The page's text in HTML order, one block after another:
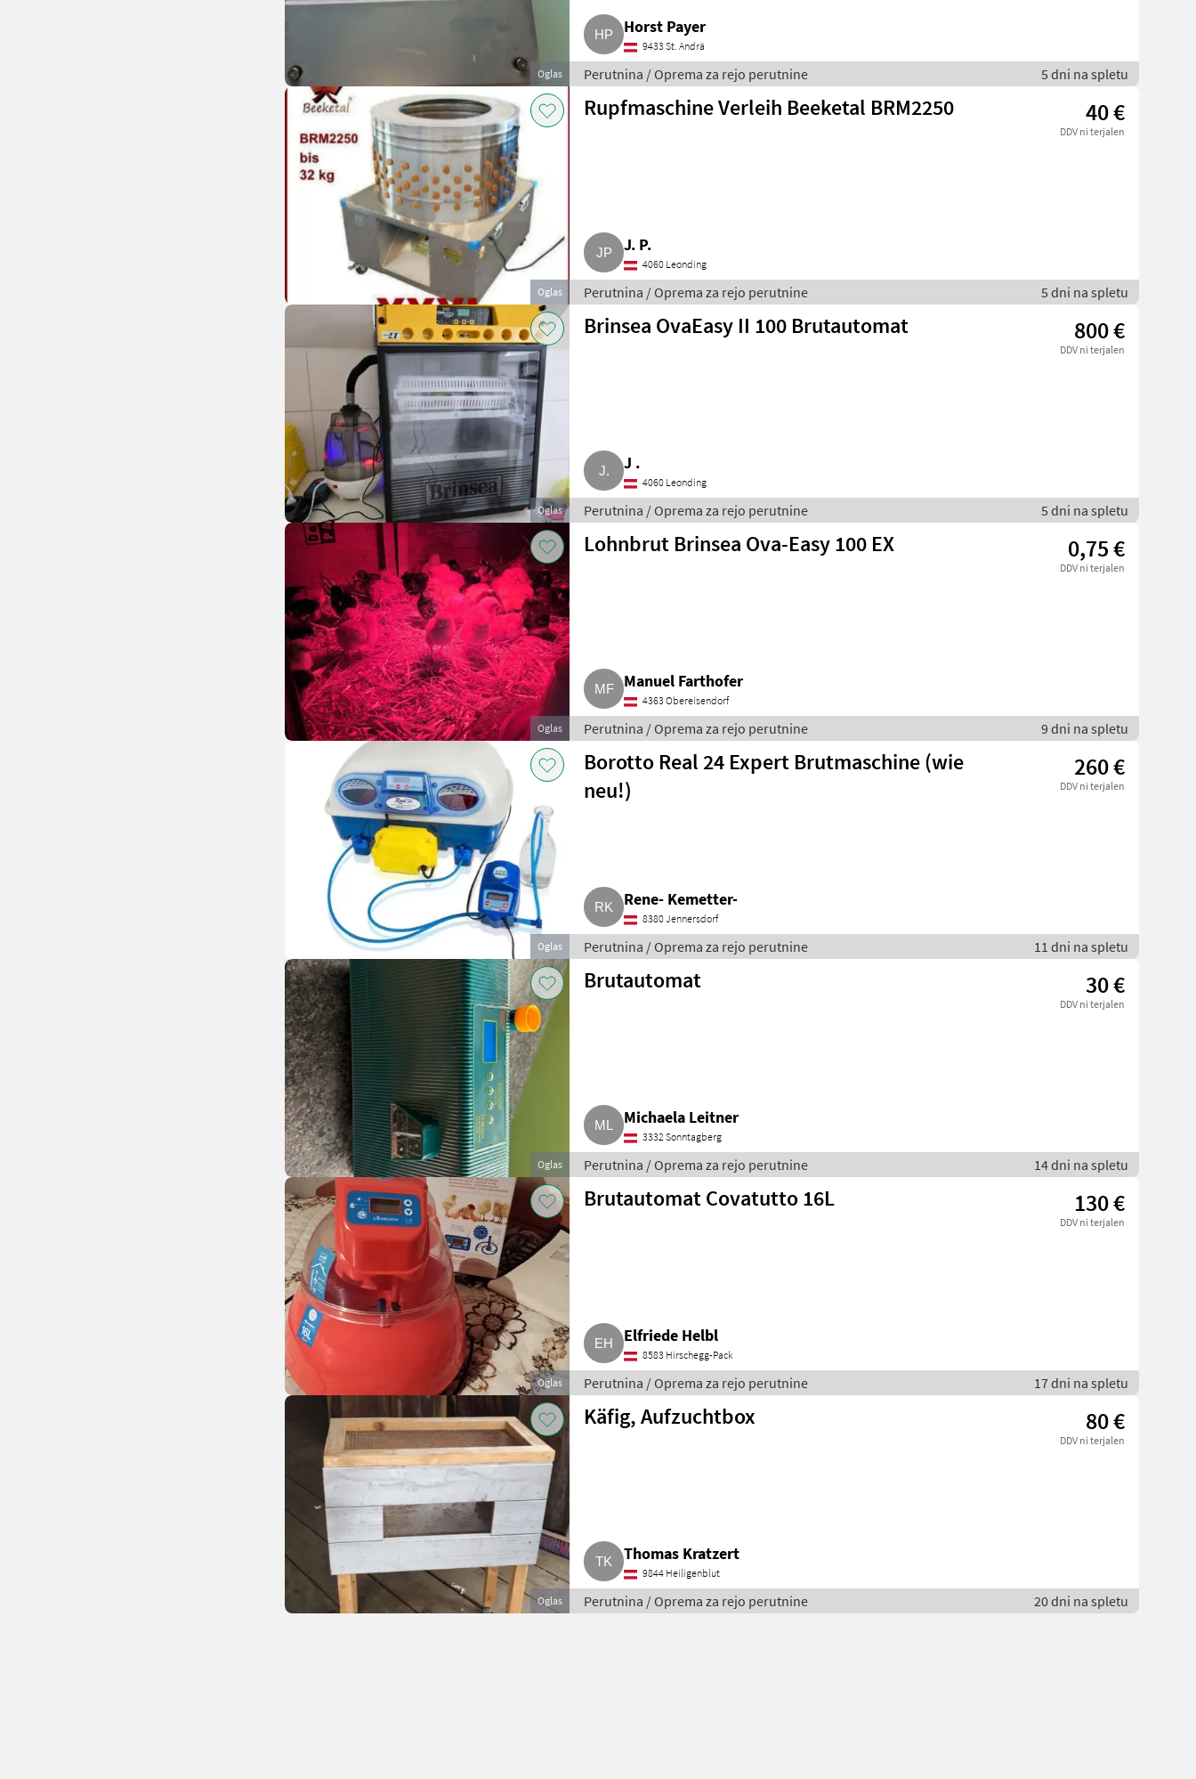
Oglas
Horst Payer
9433 St. Andrä
Perutnina / Oprema za rejo perutnine 5 dni na spletu
Oglas
Rupfmaschine Verleih Beeketal BRM2250 40 €
DDV ni terjalen
J. P.
4060 Leonding
Perutnina / Oprema za rejo perutnine 5 dni na spletu
Oglas
Brinsea OvaEasy II 100 Brutautomat 800 €
DDV ni terjalen
J .
4060 Leonding
Perutnina / Oprema za rejo perutnine 5 dni na spletu
Oglas
Lohnbrut Brinsea Ova-Easy 100 EX 0,75 €
DDV ni terjalen
Manuel Farthofer
4363 Obereisendorf
Perutnina / Oprema za rejo perutnine 9 dni na spletu
Oglas
Borotto Real 24 Expert Brutmaschine (wie
neu!)
260 €
DDV ni terjalen
Rene- Kemetter-
8380 Jennersdorf
Perutnina / Oprema za rejo perutnine 11 dni na spletu
Oglas
Brutautomat 30 €
DDV ni terjalen
Michaela Leitner
3332 Sonntagberg
Perutnina / Oprema za rejo perutnine 14 dni na spletu
Oglas
Brutautomat Covatutto 16L 130 €
DDV ni terjalen
Elfriede Helbl
8583 Hirschegg-Pack
Perutnina / Oprema za rejo perutnine 17 dni na spletu
Oglas
Käfig, Aufzuchtbox 80 €
DDV ni terjalen
Thomas Kratzert
9844 Heiligenblut
Perutnina / Oprema za rejo perutnine 20 dni na spletu